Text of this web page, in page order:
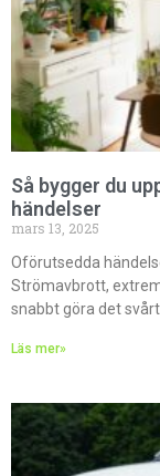
Så bygger du
händelser
mars 13, 2025
Oförutsedda
Strömavbrott,
snabbt göra det
Läs mer»